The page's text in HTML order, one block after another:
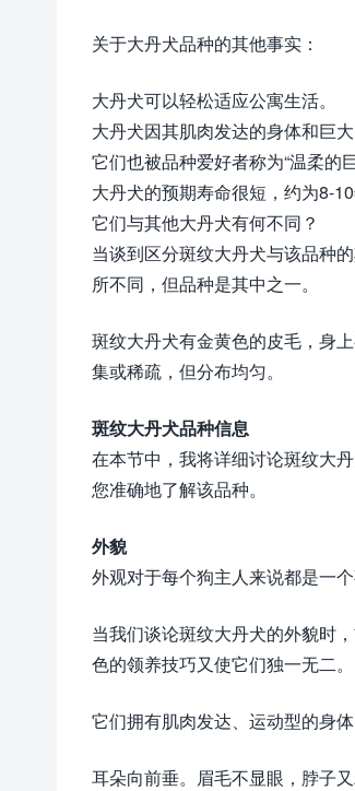
关于大丹犬品种的其他事实：
大丹犬可以轻松适应公寓生活。
大丹犬因其肌肉发达的身体和巨大
它们也被品种爱好者称为“温柔的巨
大丹犬的预期寿命很短，约为8-10
它们与其他大丹犬有何不同？
当谈到区分斑纹大丹犬与该品种
所不同，但品种是其中之一。
斑纹大丹犬有金黄色的皮毛，身
集或稀疏，但分布均匀。
斑纹大丹犬品种信息
在本节中，我将详细讨论斑纹大
您准确地了解该品种。
外貌
外观对于每个狗主人来说都是一
当我们谈论斑纹大丹犬的外貌时
色的领养技巧又使它们独一无二。
它们拥有肌肉发达、运动型的身
耳朵向前垂。眉毛不显眼，脖子又